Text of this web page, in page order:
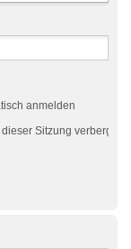
anmelden
Sitzung verbergen